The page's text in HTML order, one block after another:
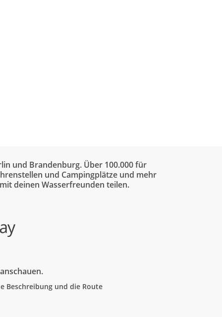
und Brandenburg. Über 100.000 für
und Campingplätze und mehr
deinen Wasserfreunden teilen.
Beschreibung und die Route